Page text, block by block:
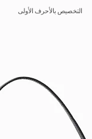
التخصيص بالأحرف الأولى